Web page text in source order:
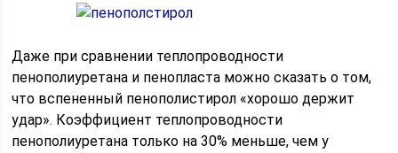
Даже при сравнении теплопроводности
пенополиуретана и пенопласта можно сказать о том,
что вспененный пенополистирол «хорошо держит
удар». Коэффициент теплопроводности
пенополиуретана только на 30% меньше, чем у